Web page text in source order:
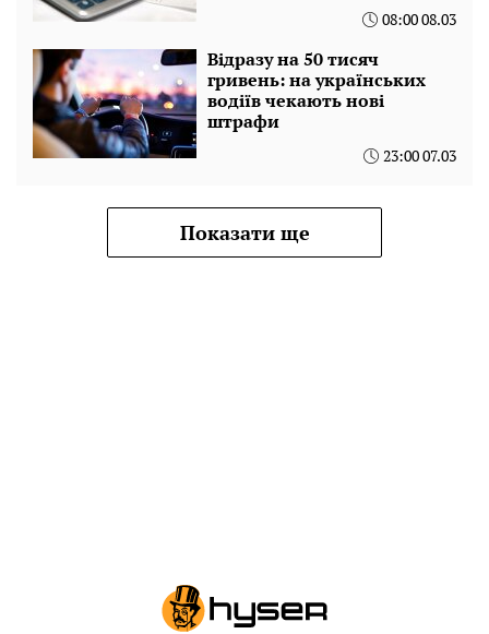
08:00 08.03
Відразу на 50 тисяч
гривень: на українських
водіїв чекають нові
штрафи
23:00 07.03
Показати ще